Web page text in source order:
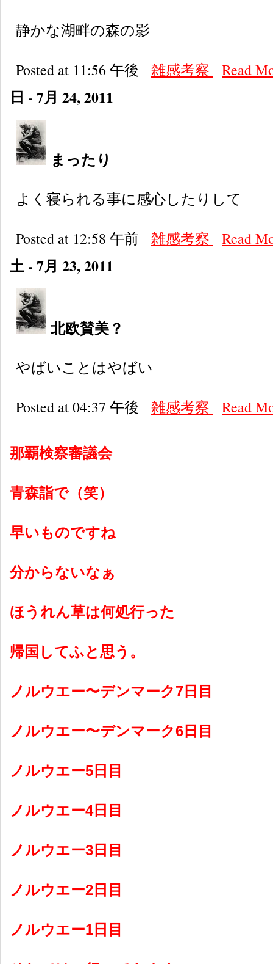
静かな湖畔の森の影
Posted at 11:56 午後 雑感考察 Read
日 - 7月 24, 2011
まったり
よく寝られる事に感心したりして
Posted at 12:58 午前 雑感考察 Read
土 - 7月 23, 2011
北欧賛美？
やばいことはやばい
Posted at 04:37 午後 雑感考察 Read
那覇検察審議会
青森詣で（笑）
早いものですね
分からないなぁ
ほうれん草は何処行った
帰国してふと思う。
ノルウエー〜デンマーク7日目
ノルウエー〜デンマーク6日目
ノルウエー5日目
ノルウエー4日目
ノルウエー3日目
ノルウエー2日目
ノルウエー1日目